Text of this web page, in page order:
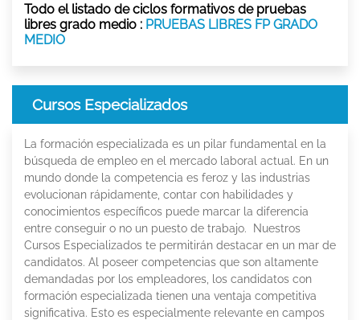
Todo el listado de ciclos formativos de pruebas
libres grado medio : PRUEBAS LIBRES FP GRADO
MEDIO
Cursos Especializados
La formación especializada es un pilar fundamental en la
búsqueda de empleo en el mercado laboral actual. En un
mundo donde la competencia es feroz y las industrias
evolucionan rápidamente, contar con habilidades y
conocimientos específicos puede marcar la diferencia
entre conseguir o no un puesto de trabajo. Nuestros
Cursos Especializados te permitirán destacar en un mar de
candidatos. Al poseer competencias que son altamente
demandadas por los empleadores, los candidatos con
formación especializada tienen una ventaja competitiva
significativa. Esto es especialmente relevante en campos